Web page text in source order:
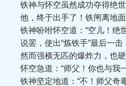
铁神与怀空虽然成功夺得绝世
他，终于出手了！铁闸离地面
铁神吩咐怀空道：“空儿！绝世
说罢，使出“炼铁手”最后一击
然而强横无匹的爆炸力，也硬
怀空急道：“师父！你也与我
铁神坚定地道：“不！师父奇毒